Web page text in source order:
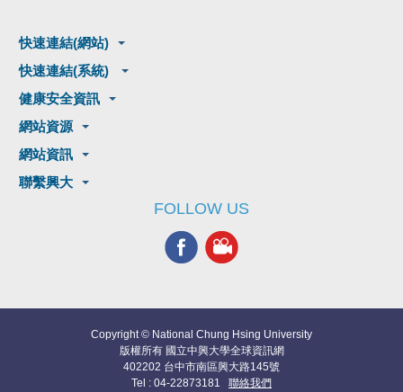
快速連結(網站)
快速連結(系統)
健康安全資訊
網站資源
網站資訊
聯繫興大
FOLLOW US
Copyright © National Chung Hsing University
版權所有 國立中興大學全球資訊網
402202 台中市南區興大路145號
Tel : 04-22873181 聯絡我們